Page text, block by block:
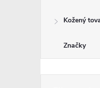
Kožený
Značky